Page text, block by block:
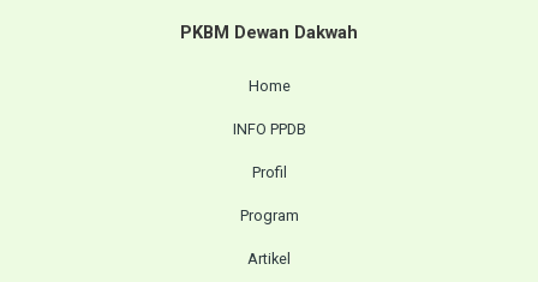
PKBM Dewan Dakwah
Home
INFO PPDB
Profil
Program
Artikel